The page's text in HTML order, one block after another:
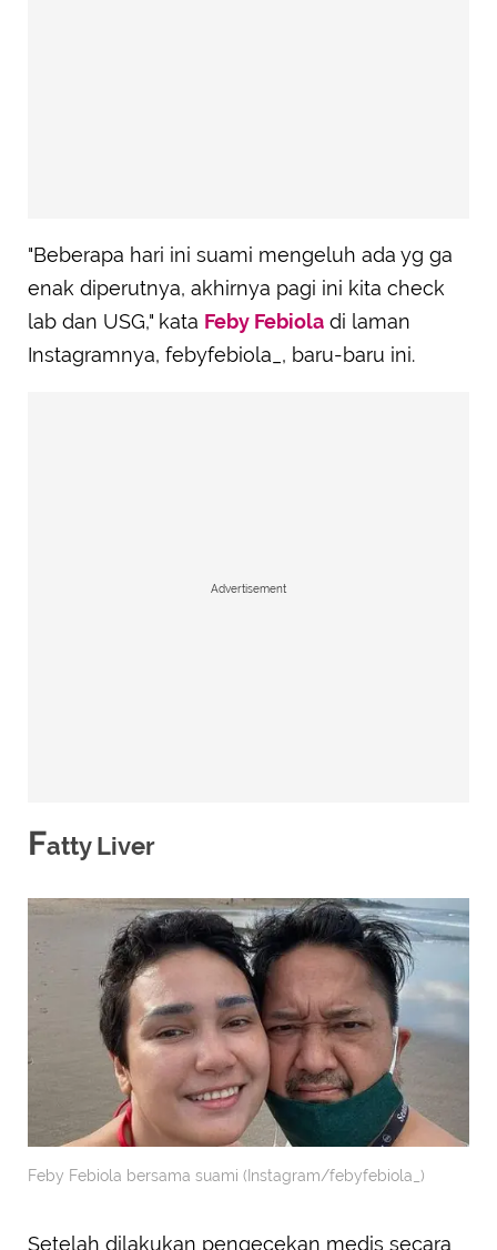
"Beberapa hari ini suami mengeluh ada yg ga
enak diperutnya, akhirnya pagi ini kita check
lab dan USG," kata Feby Febiola di laman
Instagramnya, febyfebiola_, baru-baru ini.
Advertisement
Fatty Liver
Feby Febiola bersama suami (Instagram/febyfebiola_)
Setelah dilakukan pengecekan medis secara